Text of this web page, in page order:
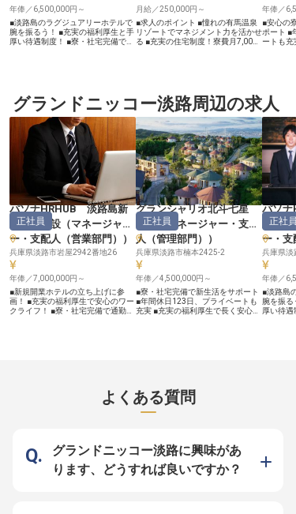
年俸／6,500,000円～
■淡路島のラグジュアリーホテルで
腕を振るう！ ■充実の福利厚生と手
厚い待遇制度！ ■寮・社宅完備で安
で、フロントエリアの統括責任者と
して新たな一歩を踏み出しません
か？ホテルでのフロント経験を活か
し、洗練されたサービスを提供する
チームをリードする重要なポジショ
ンです。 お客様の心に残る「おも
てなし」を創り出し、リピーターを
育む喜びを日々感じられる環境で
す！英語でのコミュニケーションも
活かせる、国際色豊かな職場でスキ
ルアップを目指しましょう！ ーー
【あなたの成長を支える、充実の環
境とキャリアパス】 フロント支配
人として、売上・GOPの達成やCS
向上に向けたチーム統括はもちろ
ん、ラグジュアリーホテルに相応し
いオペレーションの構築にも携わっ
ていただきます！社内研修制度や資
格取得支援など、スキルアップをバ
ックアップする制度も充実！ さら
に寮・社宅完備で住まいの心配な
く、通勤用シャトルバス（無料）や
社内カーシェアリング制度など、島
での生活をサポートする制度も万全
月給／250,000円～
■求人のポイント ■憧れの有馬温泉
リゾートでマネジメント力を活かせ
る ■充実の住宅制度！寮費月7,000
三古湯のひとつ・有馬温泉に佇む
「メープル有馬」。 神戸の奥座敷
として愛される当館では、お客様に
心からくつろいでいただくための上
質なサービスをご提供しています。
フロント業務やレストランサービス
を通じて、お客様との温かな交流を
大切にしながら、「また来たい」と
思っていただける空間づくりに携わ
っていただきます。 温泉情緒あふ
れる環境で、あなたのホスピタリテ
ィセンスを磨きませんか？ 有馬温
泉駅から徒歩10分、送迎もござい
ます♪ ーー【あなたの経験を活か
し、成長できる職場環境】 まずは
フロントやレストラン業務からスタ
ートし、徐々にスタッフ教育やシフ
ト管理、収支分析など、施設全体の
マネジメント業務をお任せします。
60年以上の実績を誇る建隆グルー
プならではの充実した福利厚生も魅
力です。寮費は月7,000円～10,000
円と負担少なく、まかない付き！さ
らに従業員・ご家族は宿泊3割引、
時点の情報です
年俸／
■安心の
ポート ■
ートも充
様に心
ゲストサ
ます。ベ
リック
して、
なり、最
てくだ
標達成と
お客様に
創造する
に発揮し
を分かち合
実の福
援する環
賞与年2
当に評価
寮・社宅
切にしな
境です
内カーシ
独自の福
なたの生
グランドニッコー淡路周辺の求人
パソナHRHUB 淡路島新
規開業施設 （マネージャ
ー・支配人（営業部門）
）
正社員
兵庫県淡路市岩屋2942番地26
年俸／7,000,000円～
■新規開業ホテルの立ち上げに参
画！ ■充実の福利厚生で安心のワー
クライフ！ ■寮・社宅完備で通勤の
ていくやりがいのあるお仕事です。
山陽本線の舞子駅・垂水駅からアク
「おもてなしの心」を大切にする環
境で、あなたの経験とセンスを存分
に活かしてみませんか？ ーー【あ
なたの成長を応援する充実の環境】
グランシャリオ北斗七星
135°（マネージャー・支配
人（管理部門）
）
正社員
兵庫県淡路市楠本2425-2
年俸／4,500,000円～
■寮・社宅完備で新生活をサポート
■年間休日123日、プライベートも
充実 ■充実の福利厚生で長く安心し
ビスと温かいおもてなしを大切にし
ています。 お客様一人ひとりの心
に寄り添い、最高の思い出を創造す
が、お客様の旅をより一層輝かせま
す。 ーー【キャリアを築き、成長
できる環境】 マネジメント経験を
お持ちの方を歓迎しており、スタッ
パソ
規開業
ー・支
正社員
兵庫県
年俸／
■淡路島
腕を振る
厚い待遇
ルアップ
よくある質問
グランドニッコー淡路に興味があ
ります、どうすれば良いですか？